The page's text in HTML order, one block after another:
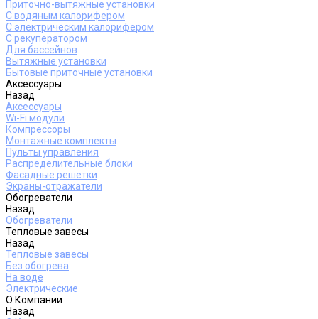
Приточно-вытяжные установки
С водяным калорифером
С электрическим калорифером
С рекуператором
Для бассейнов
Вытяжные установки
Бытовые приточные установки
Аксессуары
Назад
Аксессуары
Wi-Fi модули
Компрессоры
Монтажные комплекты
Пульты управления
Распределительные блоки
Фасадные решетки
Экраны-отражатели
Обогреватели
Назад
Обогреватели
Тепловые завесы
Назад
Тепловые завесы
Без обогрева
На воде
Электрические
О Компании
Назад